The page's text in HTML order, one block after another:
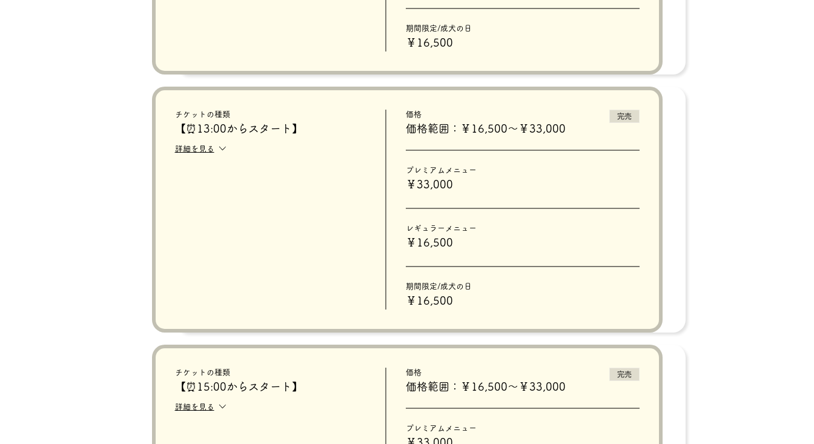
期間限定/成犬の日
￥16,500
チケットの種類
【⏰13:00からスタート】
詳細を見る
価格
価格範囲：￥16,500〜￥33,000
完売
プレミアムメニュー
￥33,000
レギュラーメニュー
￥16,500
期間限定/成犬の日
￥16,500
チケットの種類
【⏰15:00からスタート】
詳細を見る
価格
価格範囲：￥16,500〜￥33,000
完売
プレミアムメニュー